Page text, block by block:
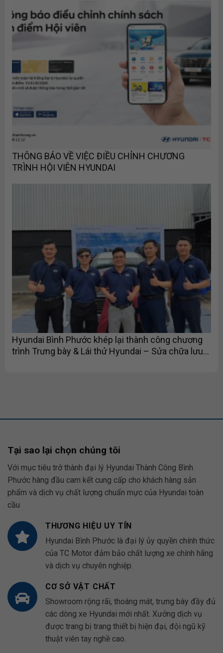
THÔNG BÁO VỀ VIỆC ĐIỀU CHỈNH CHƯƠNG
TRÌNH HỘI VIÊN HYUNDAI
Hyundai Bình Phước khép lại thành công chương
trình Trưng bày & Lái thử Hyundai – Sửa chữa lưu
Tại sao lại chọn chúng tôi
Với mục tiêu trở thành đại lý Hyundai Thành Công Bình
Phước hàng đầu cam kết cung cấp cho khách hàng sản
phẩm và dịch vụ chất lượng chuẩn mực của Hyundai toàn
cầu
THƯƠNG HIỆU UY TÍN
Hyundai Bình Phước là đại lý ủy quyền chính thức
của TC Motor đảm bảo chất lượng xe chính hãng
và dịch vụ chuyên nghiệp.
CƠ SỞ VẬT CHẤT
Showroom rộng rãi, thoáng mát, trưng bày đầy đủ
các dòng xe Hyundai mới nhất. Xưởng dịch vụ
được trang bị trang thiết bị hiện đại, đội ngũ kỹ
thuật viên tay nghề cao.